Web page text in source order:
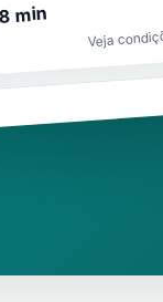
min
Veja